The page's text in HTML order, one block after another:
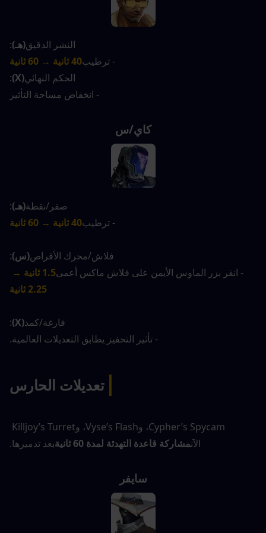
النشر الدقيق(هـ):
- ترطيب40 ثانية → 60 ثانية
الحكم النهائي(X)
:
- انخفاض مساحة التأثير
كاي/س
صفر/نقطة(هـ):
- ترطيب40 ثانية → 60 ثانية
فلاش/محرك الأقراص(س):
- انقر بزر الماوس الأيمن على فلاش ماكس أعمى
2.25 ثانية
فارغة/كمد(X)
:
- تأثير التحفيز يطابق التعديلات العالمية.
| تعديلات الحارس
الآنمشاركة قاعدة التهدئة لمدة 60 ثانية بعد تدميرها.
سايفر